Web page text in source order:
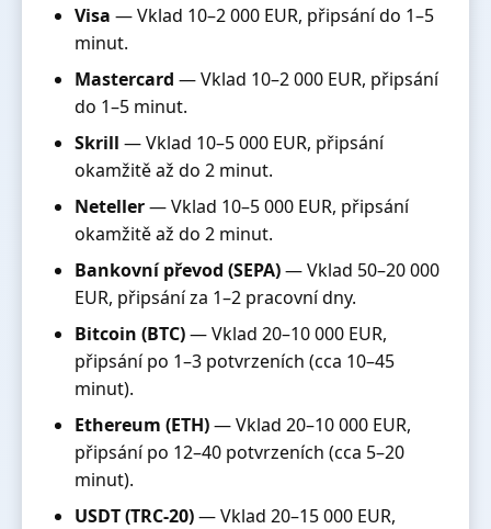
Visa — Vklad 10–2 000 EUR, připsání do 1–5
minut.
Mastercard — Vklad 10–2 000 EUR, připsání
do 1–5 minut.
Skrill — Vklad 10–5 000 EUR, připsání
okamžitě až do 2 minut.
Neteller— Vklad 10–5 000 EUR, připsání
okamžitě až do 2 minut.
Bankovní převod (SEPA)— Vklad 50–20 000
EUR, připsání za 1–2 pracovní dny.
Bitcoin (BTC)— Vklad 20–10 000 EUR,
připsání po 1–3 potvrzeních (cca 10–45
minut).
Ethereum (ETH)— Vklad 20–10 000 EUR,
připsání po 12–40 potvrzeních (cca 5–20
minut).
USDT (TRC-20)— Vklad 20–15 000 EUR,